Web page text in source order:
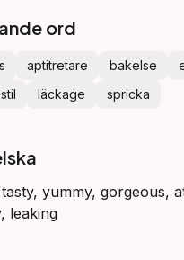
ord
aptitretare bakelse
stil läckage spricka
yummy, gorgeous,
leaking